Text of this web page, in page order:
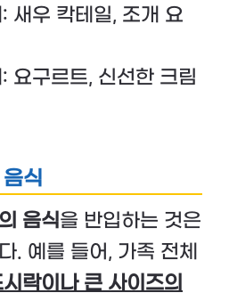
새우 칵테일, 조개 요
요구르트, 신선한 크림
식
음식을 반입하는 것은
. 예를 들어, 가족 전체
락이나 큰 사이즈의